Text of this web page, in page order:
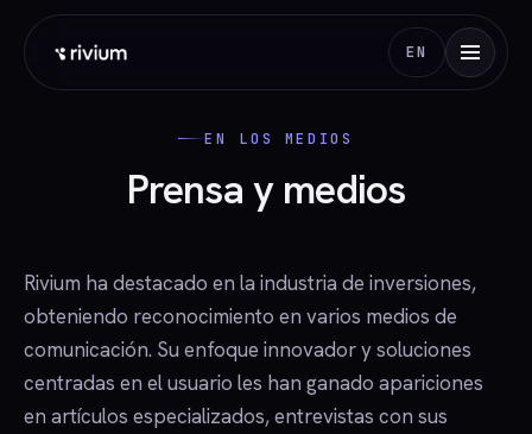
EN
EN LOS MEDIOS
Prensa y medios
Rivium ha destacado en la industria de inversiones,
obteniendo reconocimiento en varios medios de
comunicación. Su enfoque innovador y soluciones
centradas en el usuario les han ganado apariciones
en artículos especializados, entrevistas con sus